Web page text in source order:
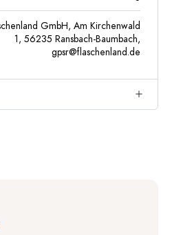
GmbH, Am Kirchenwald
1, 56235 Ransbach-Baumbach,
gpsr@flaschenland.de